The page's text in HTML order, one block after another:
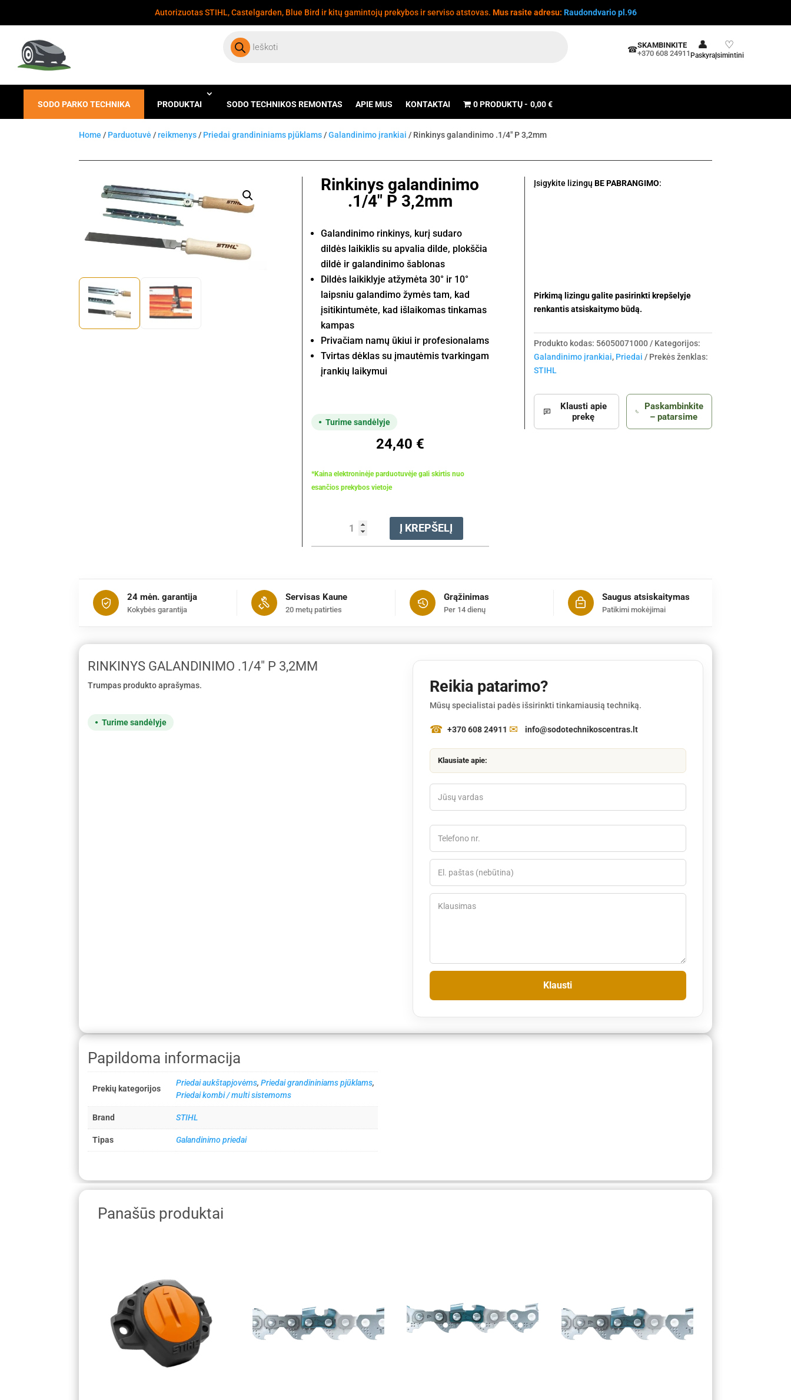
Autorizuotas STIHL, Castelgarden, Blue Bird ir kitų gamintojų prekybos ir serviso atstovas. Mus rasite adresu: Raudondvario pl.96
search
☎SKAMBINKITE
+370 608 24911
👤
Paskyra
♡
Įsimintini
SODO PARKO TECHNIKA PRODUKTAI SODO TECHNIKOS REMONTAS APIE MUS KONTAKTAI 0 PRODUKTŲ 0,00 €
Home / Parduotuvė /reikmenys / Priedai grandininiams pjūklams /Galandinimo įrankiai / Rinkinys galandinimo .1/4" P 3,2mm
Rinkinys galandinimo
.1/4" P 3,2mm
Galandinimo rinkinys, kurį sudaro
dildės laikiklis su apvalia dilde, plokščia
dildė ir galandinimo šablonas
Dildės laikiklyje atžymėta 30° ir 10°
laipsniu galandimo žymės tam, kad
įsitikintumėte, kad išlaikomas tinkamas
kampas
Privačiam namų ūkiui ir profesionalams
Tvirtas dėklas su įmautėmis tvarkingam
įrankių laikymui
Turime sandėlyje
24,40 €
*Kaina elektroninėje parduotuvėje gali skirtis nuo
esančios prekybos vietoje
kiekis:
Rinkinys
3,2mm
Į KREPŠELĮ
Įsigykite lizingų BE PABRANGIMO:
Pirkimą lizingu galite pasirinkti krepšelyje
renkantis atsiskaitymo būdą.
Produkto kodas: 56050071000
Kategorijos:
Galandinimo įrankiai, Priedai
Prekės ženklas:
STIHL
Klausti apie
prekę
Paskambinkite
– patarsime
24 mėn. garantija
Kokybės garantija
Servisas Kaune
20 metų patirties
Grąžinimas
Per 14 dienų
Saugus atsiskaitymas
Patikimi mokėjimai
RINKINYS GALANDINIMO .1/4" P 3,2MM
Trumpas produkto aprašymas.
Turime sandėlyje
Reikia patarimo?
Mūsų specialistai padės išsirinkti tinkamiausią techniką.
+370 608 24911 info@sodotechnikoscentras.lt
Klausiate apie:
Papildoma informacija
Prekių kategorijos
Priedai aukštapjovėms,Priedai grandininiams pjūklams,
Priedai kombi / multi sistemoms
Brand STIHL
Tipas Galandinimo priedai
Panašūs produktai